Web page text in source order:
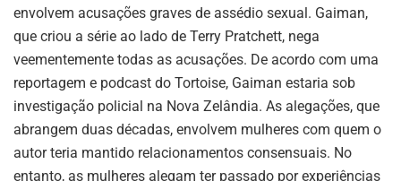
envolvem acusações graves de assédio sexual. Gaiman,
que criou a série ao lado de Terry Pratchett, nega
veementemente todas as acusações. De acordo com uma
reportagem e podcast do Tortoise, Gaiman estaria sob
investigação policial na Nova Zelândia. As alegações, que
abrangem duas décadas, envolvem mulheres com quem o
autor teria mantido relacionamentos consensuais. No
entanto, as mulheres alegam ter passado por experiências